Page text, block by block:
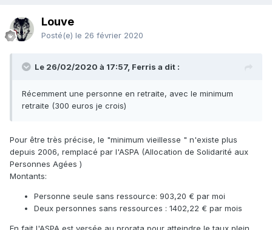
Louve
Posté(e) le 26 février 2020
Le 26/02/2020 à 17:57, Ferris a dit :
Récemment une personne en retraite, avec le minimum
retraite (300 euros je crois)
Pour être très précise, le "minimum vieillesse " n'existe plus
depuis 2006, remplacé par l'ASPA (Allocation de Solidarité aux
Personnes Agées )
Montants:
Personne seule sans ressource: 903,20 € par moi
Deux personnes sans ressources : 1402,22 € par mois